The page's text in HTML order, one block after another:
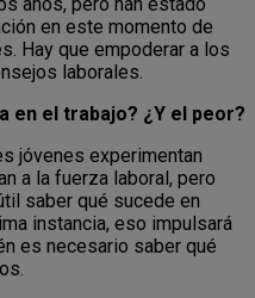
en este momento de
Hay que empoderar a los
laborales.
en el trabajo? ¿Y el peor?
jóvenes experimentan
a la fuerza laboral, pero
saber qué sucede en
instancia, eso impulsará
es necesario saber qué